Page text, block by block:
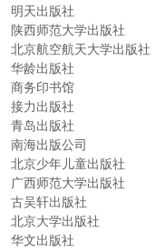
明天出版社
陕西师范大学出版社
北京航空航天大学出版社
华龄出版社
商务印书馆
接力出版社
青岛出版社
南海出版公司
北京少年儿童出版社
广西师范大学出版社
古吴轩出版社
北京大学出版社
华文出版社